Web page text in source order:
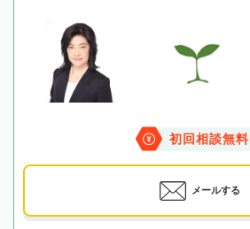
初回相談無料
メールする